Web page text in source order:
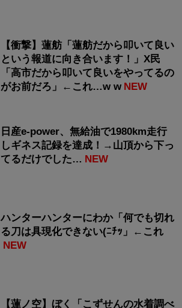
【衝撃】蓮舫「蓮舫だから叩いて良い
という報道に向き合います！」X民
「高市だから叩いて良いをやってるの
がお前だろ」←これ…w w NEW
日産e-power、無給油で1980km走行
しギネス記録を達成！→山頂から下っ
てるだけでした… NEW
ハンターハンターにわか「何でも切れ
る刀は具現化できない(ﾆﾁｯ」←これ
NEW
【蓮ノ空】ぼく「こずせんの水着調べ